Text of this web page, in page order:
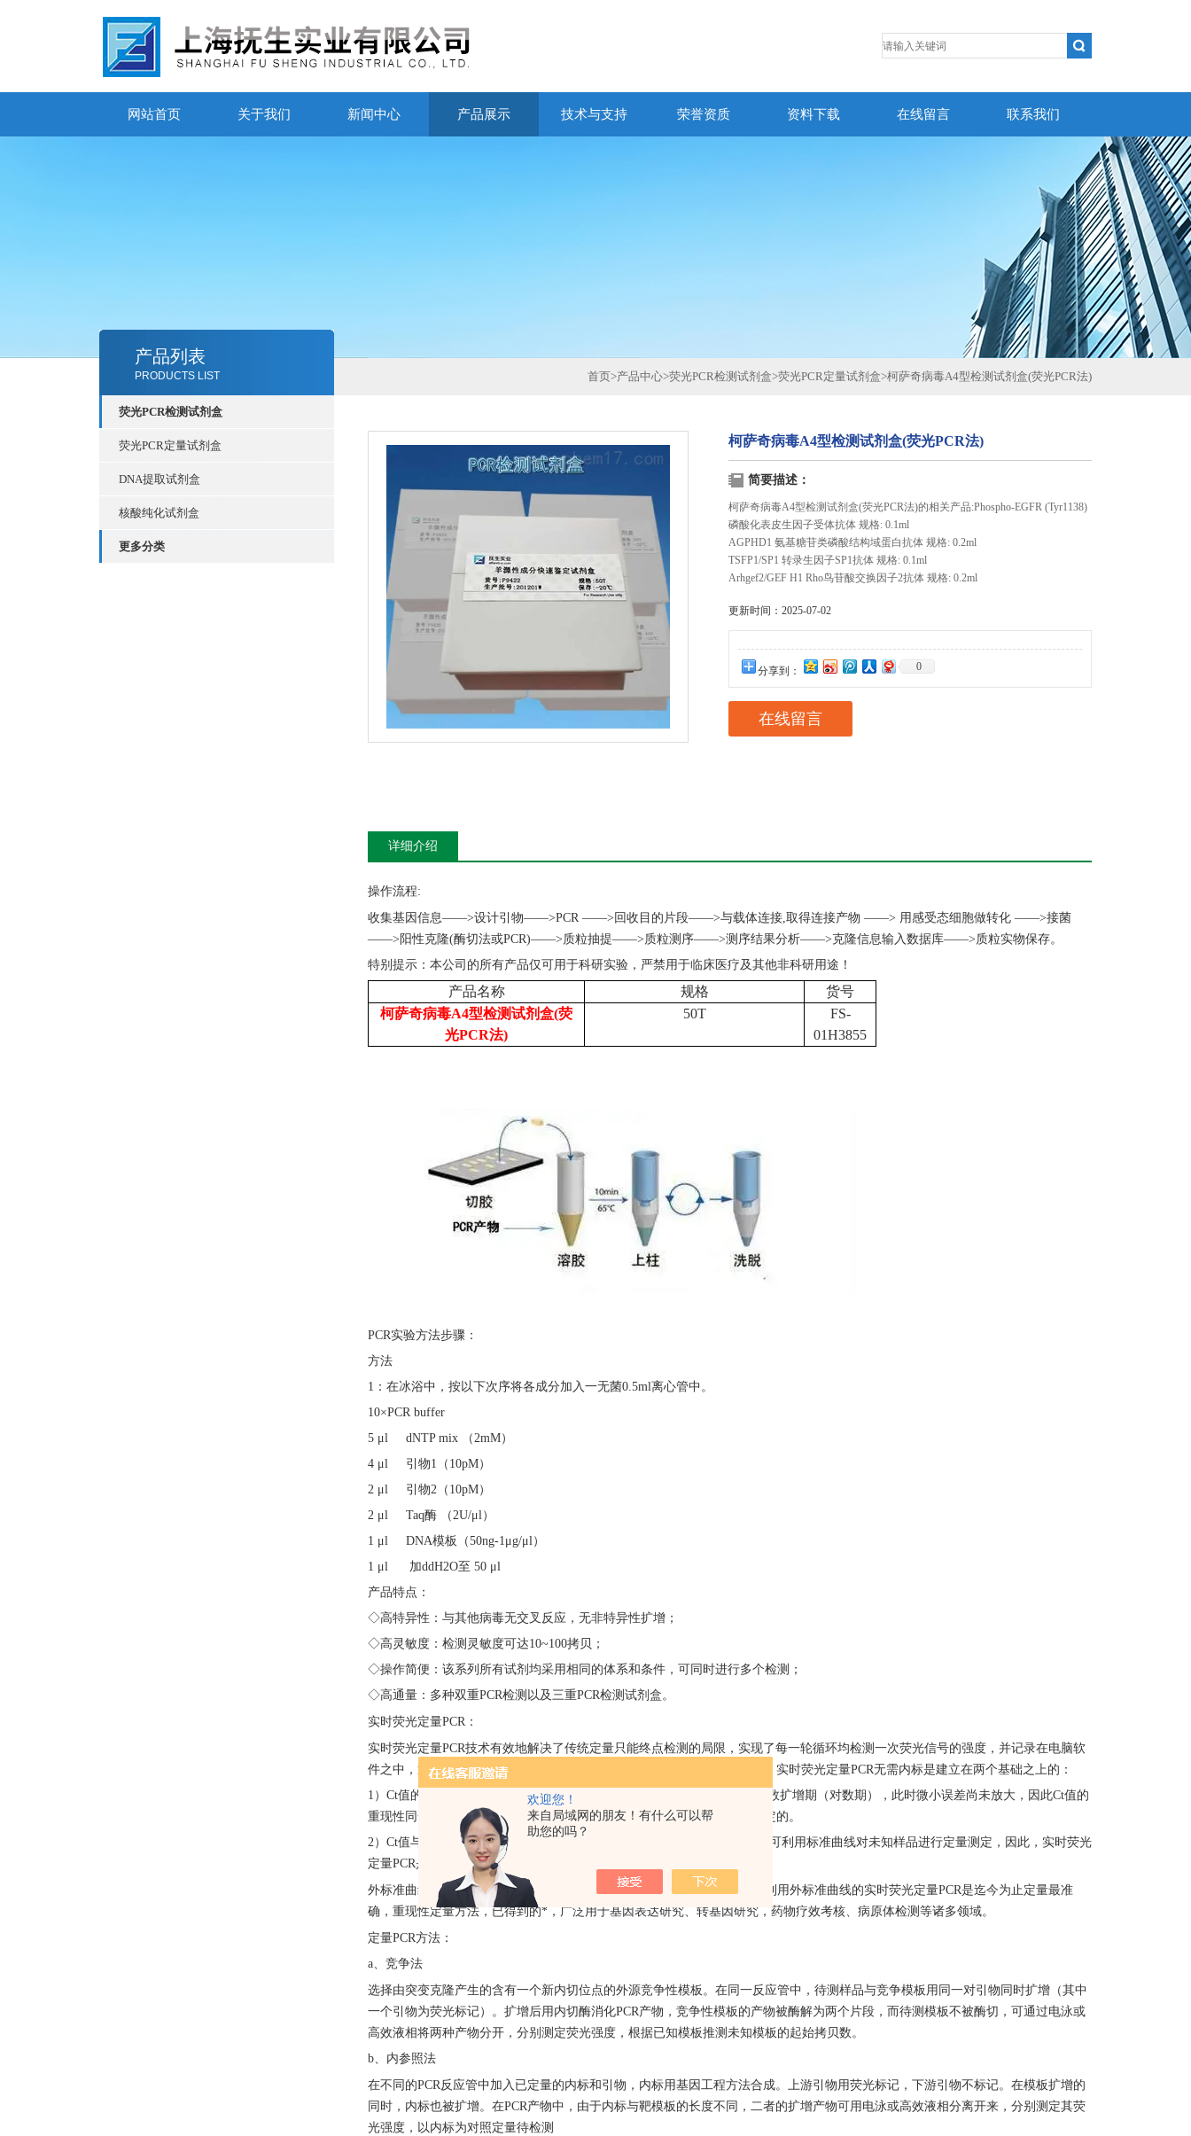
欢迎您！
来自局域网的朋友！有什么可以帮
助您的吗？
网站首页 关于我们 新闻中心 产品展示 技术与支持 荣誉资质 资料下载 在线留言 联系我们
产品列表
PRODUCTS LIST
荧光PCR检测试剂盒
荧光PCR定量试剂盒
DNA提取试剂盒
核酸纯化试剂盒
更多分类
首页>产品中心>荧光PCR检测试剂盒>荧光PCR定量试剂盒>柯萨奇病毒A4型检测试剂盒(荧光PCR法)
柯萨奇病毒A4型检测试剂盒(荧光PCR法)
简要描述：
柯萨奇病毒A4型检测试剂盒(荧光PCR法)的相关产品:Phospho-EGFR (Tyr1138)
磷酸化表皮生因子受体抗体 规格: 0.1ml
AGPHD1 氨基糖苷类磷酸结构域蛋白抗体 规格: 0.2ml
TSFP1/SP1 转录生因子SP1抗体 规格: 0.1ml
Arhgef2/GEF H1 Rho鸟苷酸交换因子2抗体 规格: 0.2ml
更新时间：2025-07-02
分享到： 0
在线留言
详细介绍
操作流程:
收集基因信息——>设计引物——>PCR ——>回收目的片段——>与载体连接,取得连接产物 ——> 用感受态细胞做转化 ——>接菌
——>阳性克隆(酶切法或PCR)——>质粒抽提——>质粒测序——>测序结果分析——>克隆信息输入数据库——>质粒实物保存。
特别提示：本公司的所有产品仅可用于科研实验，严禁用于临床医疗及其他非科研用途！
产品名称 规格
货号
柯萨奇病毒A4型检测试剂盒(荧
光PCR法)
50T
FS-
01H3855
PCR实验方法步骤：
方法
1：在冰浴中，按以下次序将各成分加入一无菌0.5ml离心管中。
10×PCR buffer
5 μl dNTP mix （2mM）
4 μl 引物1（10pM）
2 μl 引物2（10pM）
2 μl Taq酶 （2U/μl）
1 μl DNA模板（50ng-1μg/μl）
1 μl 加ddH2O至 50 μl
产品特点：
◇高特异性：与其他病毒无交叉反应，无非特异性扩增；
◇高灵敏度：检测灵敏度可达10~100拷贝；
◇操作简便：该系列所有试剂均采用相同的体系和条件，可同时进行多个检测；
◇高通量：多种双重PCR检测以及三重PCR检测试剂盒。
实时荧光定量PCR：
实时荧光定量PCR技术有效地解决了传统定量只能终点检测的局限，实现了每一轮循环均检测一次荧光信号的强度，并记录在电脑软
件之中，通过对每个样品Ct值的计算，根据标准曲线获得定量结果。因此，实时荧光定量PCR无需内标是建立在两个基础之上的：
1）Ct值的重现性PCR循环在到达Ct值所在的循环数时，刚刚进入真正的指数扩增期（对数期），此时微小误差尚未放大，因此Ct值的
重现性同一模板不同时间扩增或同一时间不同管内扩增，得到的Ct值是恒定的。
2）Ct值与起始模板的线性关系由于Ct值与起始模板的对数存在线性关系，可利用标准曲线对未知样品进行定量测定，因此，实时荧光
定量PCR是一种采用外标准曲线定量的方法。
外标准曲线的定量方法相比内标法是一种准确的、值得信赖的科学方法。利用外标准曲线的实时荧光定量PCR是迄今为止定量最准
确，重现性定量方法，已得到的*，广泛用于基因表达研究、转基因研究，药物疗效考核、病原体检测等诸多领域。
定量PCR方法：
a、竞争法
选择由突变克隆产生的含有一个新内切位点的外源竞争性模板。在同一反应管中，待测样品与竞争模板用同一对引物同时扩增（其中
一个引物为荧光标记）。扩增后用内切酶消化PCR产物，竞争性模板的产物被酶解为两个片段，而待测模板不被酶切，可通过电泳或
高效液相将两种产物分开，分别测定荧光强度，根据已知模板推测未知模板的起始拷贝数。
b、内参照法
在不同的PCR反应管中加入已定量的内标和引物，内标用基因工程方法合成。上游引物用荧光标记，下游引物不标记。在模板扩增的
同时，内标也被扩增。在PCR产物中，由于内标与靶模板的长度不同，二者的扩增产物可用电泳或高效液相分离开来，分别测定其荧
光强度，以内标为对照定量待检测